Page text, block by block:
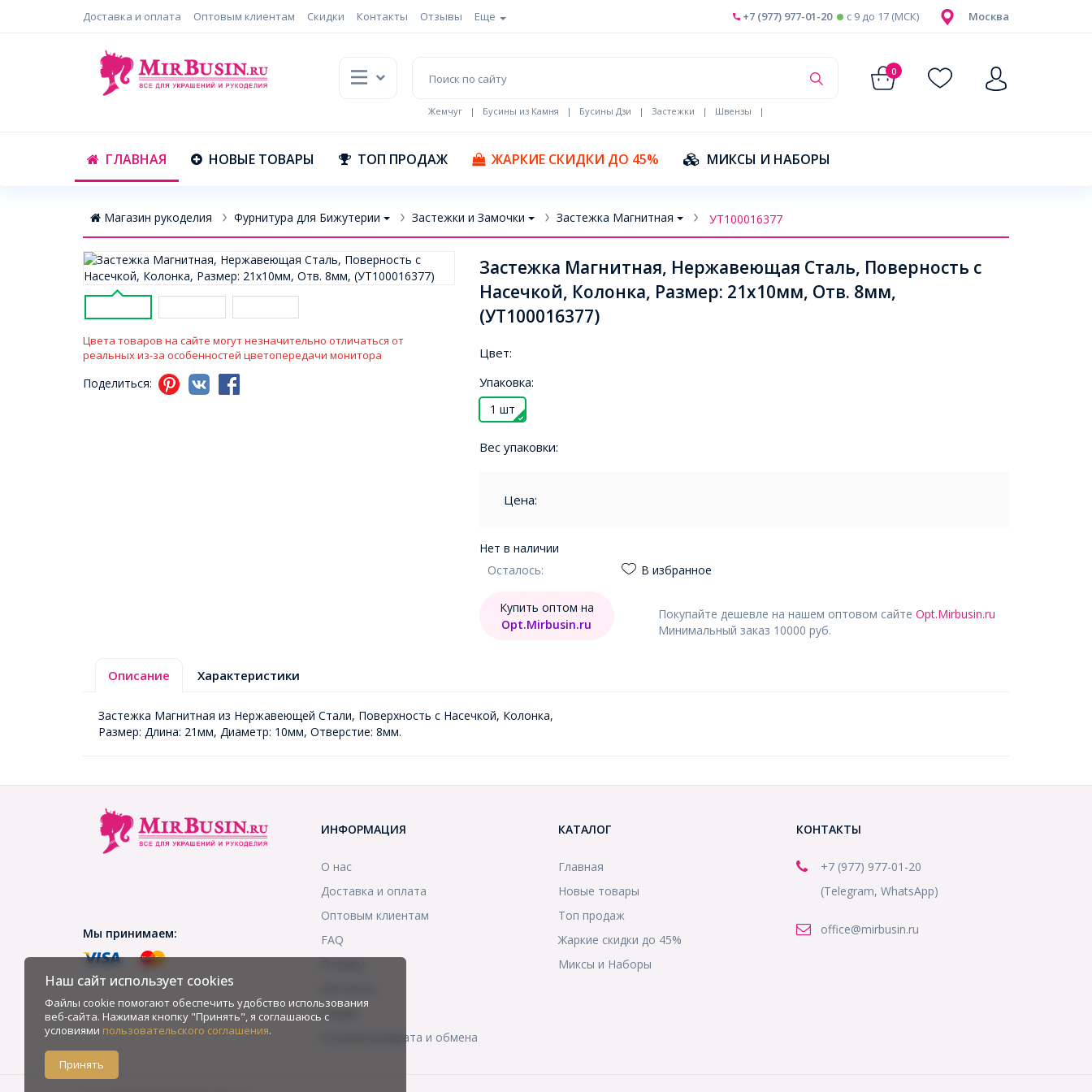
Доставка и оплата Оптовым клиентам Скидки Контакты Отзывы Еще Москва
+7 (977) 977-01-20 c 9 до 17 (МСК)
0
Жемчуг | Бусины из Камня | Бусины Дзи | Застежки | Швензы
|
ГЛАВНАЯ НОВЫЕ ТОВАРЫ ТОП ПРОДАЖ ЖАРКИЕ СКИДКИ ДО 45% МИКСЫ И НАБОРЫ
Магазин рукоделия Фурнитура для Бижутерии Застежки и Замочки Застежка Магнитная УТ100016377
Цвета товаров на сайте могут незначительно отличаться от
реальных из-за особенностей цветопередачи монитора
Поделиться:
Застежка Магнитная, Нержавеющая Сталь, Поверность с
Насечкой, Колонка, Размер: 21x10мм, Отв. 8мм,
(УТ100016377)
Цвет:
Упаковка:
1 шт
Вес упаковки:
Цена:
Нет в наличии
Осталось:
В избранное
Покупайте дешевле на нашем оптовом сайте Opt.Mirbusin.ru
Минимальный заказ 10000 руб.
Купить оптом на
Opt.Mirbusin.ru
Описание Характеристики
Застежка Магнитная из Нержавеющей Стали, Поверхность с Насечкой, Колонка,
Размер: Длина: 21мм, Диаметр: 10мм, Отверстие: 8мм.
Мы принимаем:
ИНФОРМАЦИЯ
О нас
Доставка и оплата
Оптовым клиентам
FAQ
Скидки
Условия возврата и обмена
КАТАЛОГ
Главная
Новые товары
Топ продаж
Жаркие скидки до 45%
Миксы и Наборы
КОНТАКТЫ
+7 (977) 977-01-20
(Telegram, WhatsApp)
office@mirbusin.ru
Наш сайт использует cookies
Файлы cookie помогают обеспечить удобство использования
веб-сайта. Нажимая кнопку "Принять", я соглашаюсь с
условиями пользовательского соглашения.
Принять